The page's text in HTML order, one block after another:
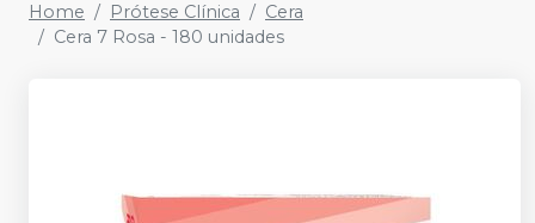
Home Prótese Clínica
Cera
Cera 7 Rosa - 180 unidades